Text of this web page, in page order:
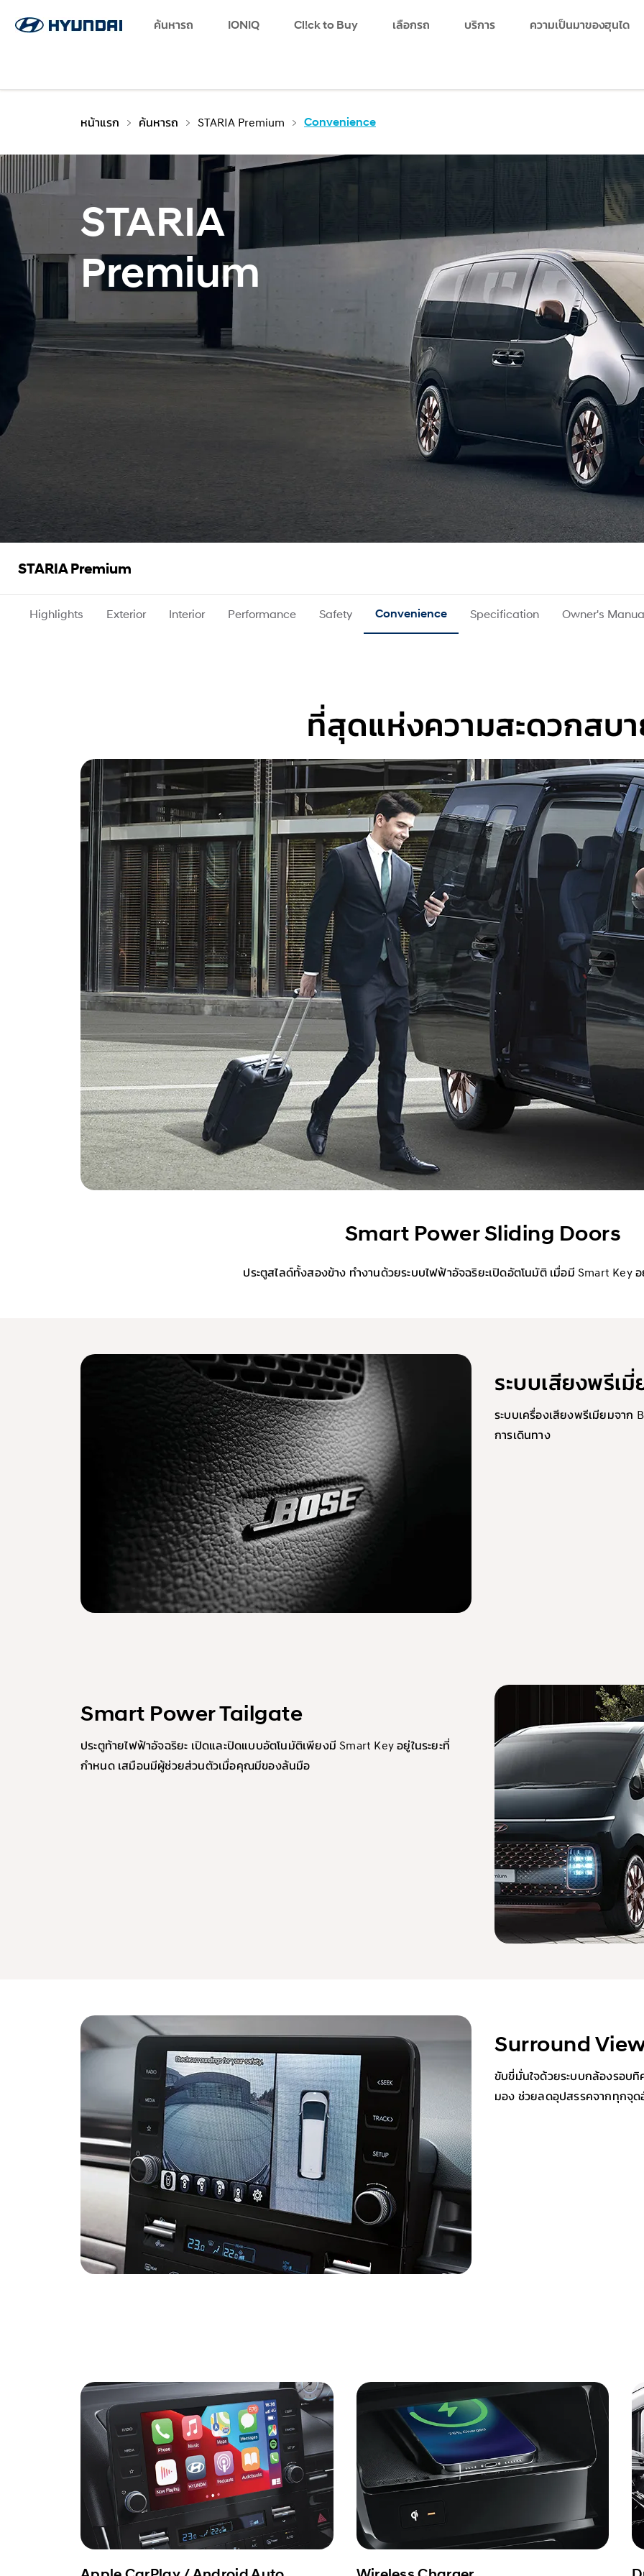
ค้นหารถ IONIQ Cl!ck to Buy เลือกรถ บริการ ความเป็นมาของฮุนได
FavoritesLog in LanguageFind a Dealer
SNS page search
หน้าแรก ค้นหารถ STARIA Premium Convenience
STARIA
Premium
STARIA Premium
Highlights Exterior Interior Performance Safety Convenience Specification Owner's
ที่สุดแห่งความสะดวกสบ
Smart Power Sliding Doors
ประตูสไลด์ทั้งสองข้าง ทำงานด้วยระบบไฟฟ้าอัจฉริยะเปิดอัตโนมัติ เมื่อมี Smart Key
ระบบเสียงพรีเ
ระบบเครื่องเสียงพรีเมียมจาก
การเดินทาง
Smart Power Tailgate
ประตูท้ายไฟฟ้าอัจฉริยะ เปิดและปิดแบบอัตโนมัติเพียงมี Smart Key อยู่ในระยะที่
กำหนด เสมือนมีผู้ช่วยส่วนตัวเมื่อคุณมีของล้นมือ
Surround
ขับขี่มั่นใจด้วยระบบกล้องรอบ
มอง ช่วยลดอุปสรรคจากทุกจุด